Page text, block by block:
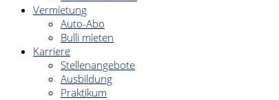
Vermietung
Auto-Abo
Bulli mieten
Karriere
Stellenangebote
Ausbildung
Praktikum